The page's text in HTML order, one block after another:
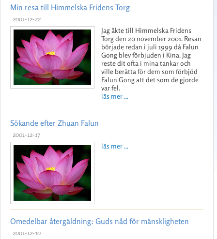
Min resa till Himmelska Fridens Torg
2001-12-22
Jag åkte till Himmelska Fridens
Torg den 20 november 2001. Resan
började redan i juli 1999 då Falun
Gong blev förbjuden i Kina. Jag
reste dit ofta i mina tankar och
ville berätta för dem som förbjöd
Falun Gong att det som de gjorde
var fel.
läs mer ...
Sökande efter Zhuan Falun
2001-12-17
läs mer ...
Omedelbar återgäldning: Guds nåd för mänskligheten
2001-12-10